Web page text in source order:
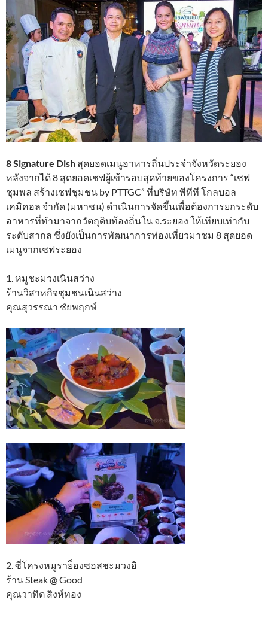
8 Signature Dish สุดยอดเมนูอาหารถิ่นประจำจังหวัดระยอง
หลังจากได้ 8 สุดยอดเชฟผู้เข้ารอบสุดท้ายของโครงการ “เชฟ
ชุมพล สร้างเชฟชุมชน by PTTGC” ที่บริษัท พีทีที โกลบอล
เคมิคอล จำกัด (มหาชน) ดำเนินการจัดขึ้นเพื่อต้องการยกระดับ
อาหารที่ทำมาจากวัตถุดิบท้องถิ่นใน จ.ระยอง ให้เทียบเท่ากับ
ระดับสากล ซึ่งยังเป็นการพัฒนาการท่องเที่ยวมาชม 8 สุดยอด
เมนูจากเชฟระยอง
1. หมูชะมวงเนินสว่าง
ร้านวิสาหกิจชุมชนเนินสว่าง
คุณสุวรรณา ชัยพฤกษ์
2. ซี่โครงหมูราย็องซอสชะมวงฮิ
ร้าน Steak @ Good
คุณวาทิต สิงห์ทอง